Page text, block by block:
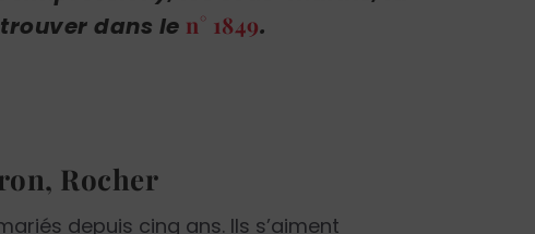
dans le n° 1849.
Rocher
depuis cinq ans. Ils s’aiment